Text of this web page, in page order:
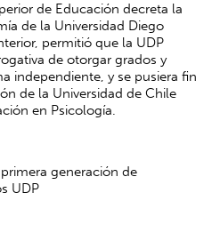
de Educación decreta la
de la Universidad Diego
permitió que la UDP
de otorgar grados y
independiente, y se pusiera fin
de la Universidad de Chile
en Psicología.
generación de
UDP